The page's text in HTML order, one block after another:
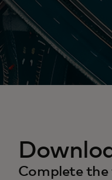
Complete